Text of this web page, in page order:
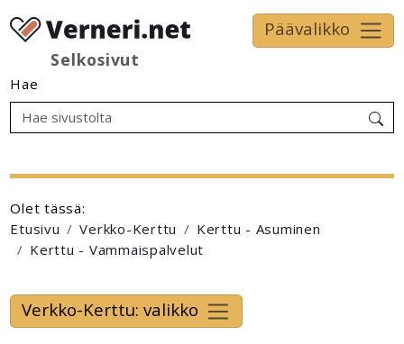
Selkosivut
Päävalikko
Hae
Olet tässä:
Etusivu
Verkko-Kerttu
Kerttu - Asuminen
Kerttu - Vammaispalvelut
Verkko-Kerttu: valikko